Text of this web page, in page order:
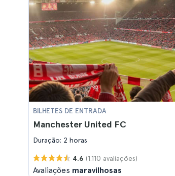
BILHETES DE ENTRADA
Manchester United FC
Duração: 2 horas
4.6 (1.110 avaliações)
Avaliações maravilhosas